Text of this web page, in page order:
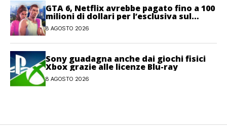
GTA 6, Netflix avrebbe pagato fino a 100
milioni di dollari per l’esclusiva sul
gioco
8 AGOSTO 2026
Sony guadagna anche dai giochi fisici
Xbox grazie alle licenze Blu-ray
8 AGOSTO 2026